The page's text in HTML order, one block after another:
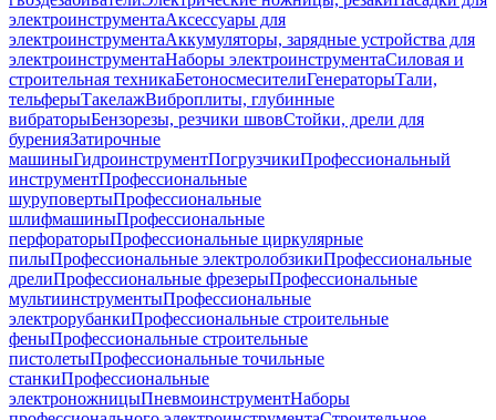
электроинструментаАксессуары для
электроинструментаАккумуляторы, зарядные устройства для
электроинструментаНаборы электроинструментаСиловая и
строительная техникаБетоносмесителиГенераторыТали,
тельферыТакелажВиброплиты, глубинные
вибраторыБензорезы, резчики швовСтойки, дрели для
буренияЗатирочные
машиныГидроинструментПогрузчикиПрофессиональный
инструментПрофессиональные
шуруповертыПрофессиональные
шлифмашиныПрофессиональные
перфораторыПрофессиональные циркулярные
пилыПрофессиональные электролобзикиПрофессиональные
дрелиПрофессиональные фрезерыПрофессиональные
мультиинструментыПрофессиональные
электрорубанкиПрофессиональные строительные
феныПрофессиональные строительные
пистолетыПрофессиональные точильные
станкиПрофессиональные
электроножницыПневмоинструментНаборы